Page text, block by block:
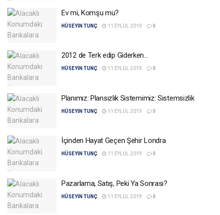
Ev mi, Komşu mu?
HÜSEYIN TUNÇ 11 EYLÜL 2019 0
2012 de Terk edip Giderken…
HÜSEYIN TUNÇ 11 EYLÜL 2019 0
Planımız: Plansızlık Sistemimiz: Sistemsizlik
HÜSEYIN TUNÇ 11 EYLÜL 2019 0
İçinden Hayat Geçen Şehir Londra
HÜSEYIN TUNÇ 11 EYLÜL 2019 0
Pazarlama, Satış, Peki Ya Sonrası?
HÜSEYIN TUNÇ 11 EYLÜL 2019 0